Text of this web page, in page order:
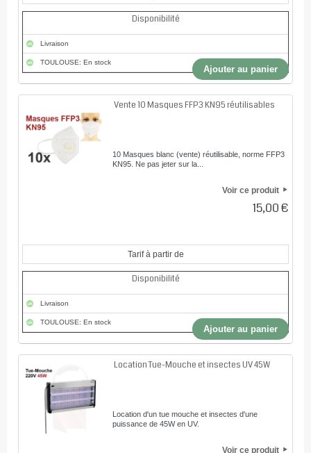
Disponibilité
Livraison
TOULOUSE: En stock
Ajouter au panier
Vente 10 Masques FFP3 KN95 réutilisables
10 Masques blanc (vente) réutilisable, norme FFP3
KN95. Ne pas jeter sur la...
Voir ce produit
15,00 €
Tarif à partir de
Disponibilité
Livraison
TOULOUSE: En stock
Ajouter au panier
Location Tue-Mouche et insectes UV 45W
Location d'un tue mouche et insectes d'une
puissance de 45W en UV.
Voir ce produit